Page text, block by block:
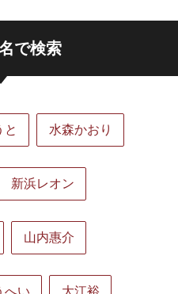
で検索
と 水森かおり
新浜レオン
山内惠介
へい 大江裕